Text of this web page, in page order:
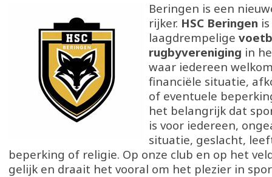
Beringen is een
rijker. HSC Beringen
laagdrempelige
rugbyvereniging in
waar iedereen
financiële situatie,
of eventuele
het belangrijk dat
is voor iedereen,
situatie, geslacht,
beperking of religie. Op onze club en op het
gelijk en draait het vooral om het plezier in